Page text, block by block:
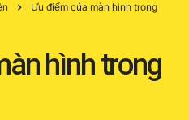
Ưu điểm của màn hình trong
hình trong